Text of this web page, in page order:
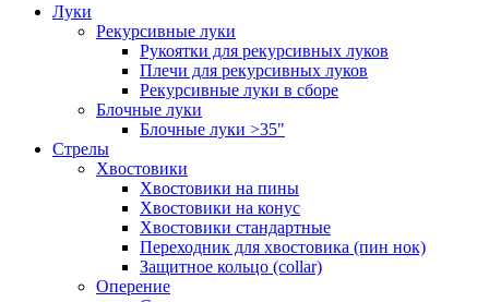
Луки
Рекурсивные луки
Рукоятки для рекурсивных луков
Плечи для рекурсивных луков
Рекурсивные луки в сборе
Блочные луки
Блочные луки >35"
Стрелы
Хвостовики
Хвостовики на пины
Хвостовики на конус
Хвостовики стандартные
Переходник для хвостовика (пин нок)
Защитное кольцо (collar)
Оперение